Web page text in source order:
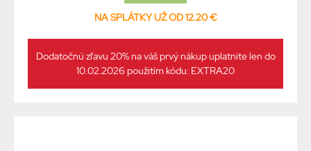
NA SPLÁTKY UŽ OD 12.20 €
Dodatočnú zľavu 20% na váš prvý nákup uplatnite len do
10.02.2026 použitím kódu: EXTRA20